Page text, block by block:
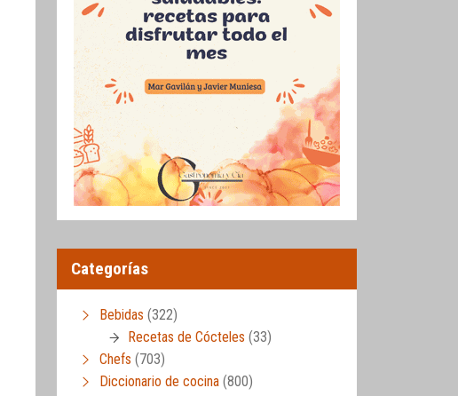
Categorías
Bebidas (322)
Recetas de Cócteles (33)
Chefs (703)
Diccionario de cocina (800)